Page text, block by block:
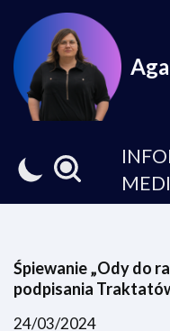
Przejdź
do
treści
Śpiewanie „Ody do
podpisania
24/03/2024